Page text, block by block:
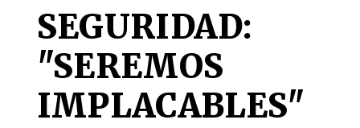
SEGURIDAD:
"SEREMOS
IMPLACABLES"